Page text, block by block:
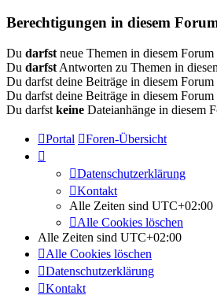
Berechtigungen in diesem
Du darfst neue Themen in diesem Forum
Du darfst Antworten zu Themen in
Du darfst deine Beiträge in diesem Forum
Du darfst deine Beiträge in diesem Forum
Du darfst keine Dateianhänge in diesem
Portal Foren-Übersicht
Datenschutzerklärung
Kontakt
Alle Zeiten sind UTC+02:00
Alle Cookies löschen
Alle Zeiten sind UTC+02:00
Alle Cookies löschen
Datenschutzerklärung
Kontakt